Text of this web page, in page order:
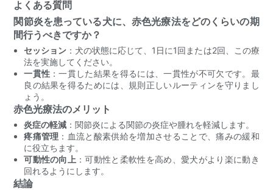
よくある質問
関節炎を患っている犬に、赤色光療法をどのくらいの期
間行うべきですか？
セッション ：犬の状態に応じて、1日に1回または2回、この療
法を実施してください。
一貫性 ：一貫した結果を得るには、一貫性が不可欠です。最
良の結果を得るためには、規則正しいルーティンを守りまし
ょう。
赤色光療法のメリット
炎症の軽減 ：関節炎による関節の炎症や腫れを軽減します。
疼痛管理 ：血流と酸素供給を増加させることで、痛みの緩和
に役立ちます。
可動性の向上 ：可動性と柔軟性を高め、愛犬がより楽に動き
回れるようにします。
結論